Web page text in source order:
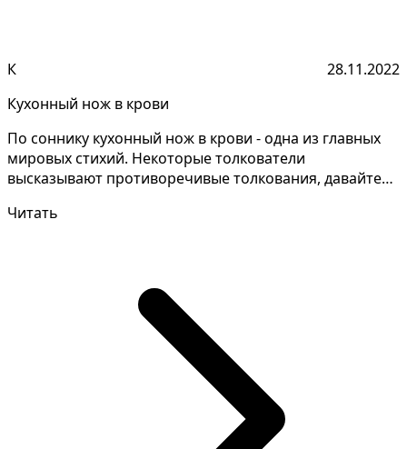
К
28.11.2022
Кухонный нож в крови
По соннику кухонный нож в крови - одна из главных
мировых стихий. Некоторые толкователи
высказывают противоречивые толкования, давайте
Читать